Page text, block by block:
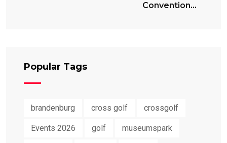
Convention
Popular Tags
brandenburg cross golf crossgolf
Events 2026 golf museumspark